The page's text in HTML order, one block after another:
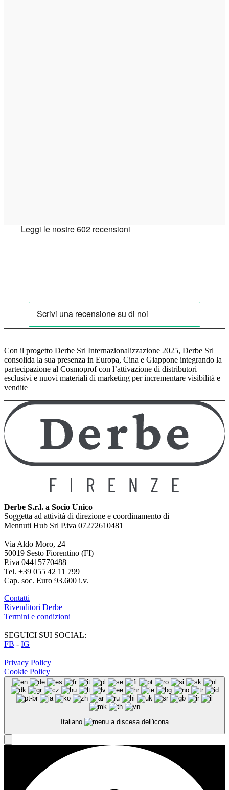
Con il progetto Derbe Srl Internazionalizzazione 2025, Derbe Srl
consolida la sua presenza in Europa, Cina e Giappone integrando la
partecipazione al Cosmoprof con l’attivazione di distributori
esclusivi e nuovi materiali di marketing per incrementare visibilità e
vendite
Derbe S.r.l. a Socio Unico
Soggetta ad attività di direzione e coordinamento di
Mennuti Hub Srl P.iva 07272610481
Via Aldo Moro, 24
50019 Sesto Fiorentino (FI)
P.iva 04415770488
Tel. +39 055 42 11 799
Cap. soc. Euro 93.600 i.v.
Contatti
Rivenditori Derbe
Termini e condizioni
SEGUICI SUI SOCIAL:
FB - IG
Privacy Policy
Cookie Policy
Italiano